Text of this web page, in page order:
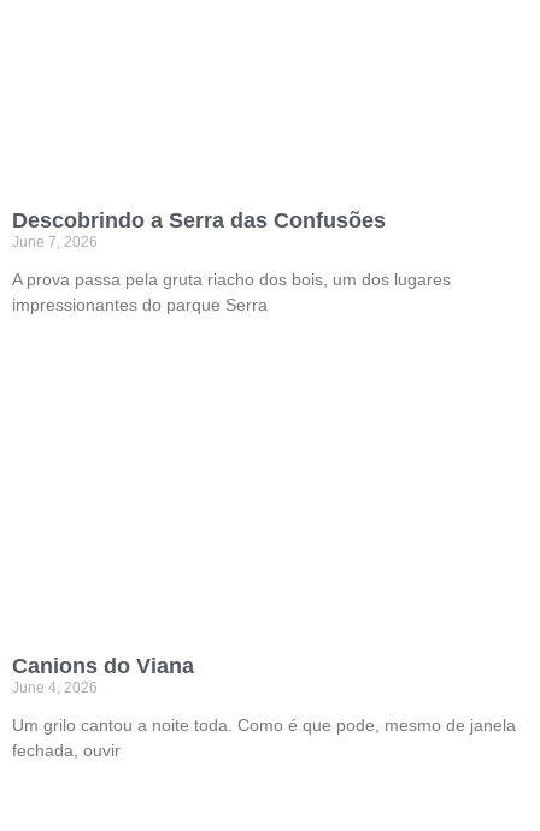
Descobrindo a Serra das Confusões
June 7, 2026
A prova passa pela gruta riacho dos bois, um dos lugares
impressionantes do parque Serra
Canions do Viana
June 4, 2026
Um grilo cantou a noite toda. Como é que pode, mesmo de janela
fechada, ouvir